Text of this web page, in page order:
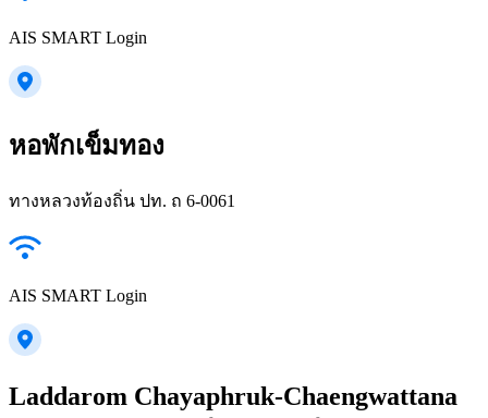
AIS SMART Login
หอพักเข็มทอง
ทางหลวงท้องถิ่น ปท. ถ 6-0061
AIS SMART Login
Laddarom Chayaphruk-Chaengwattana